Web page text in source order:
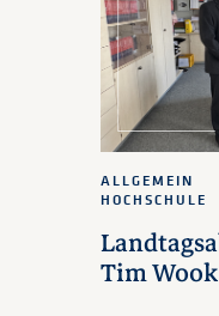
Tim
ALLGEMEIN
HOCHSCHULE